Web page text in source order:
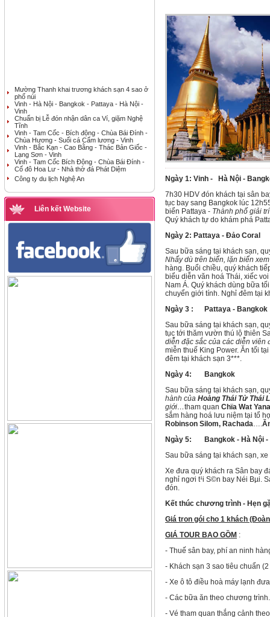
Mường Thanh khai trương khách sạn 4 sao ở
phố núi
Vinh - Hà Nội - Bangkok - Pattaya - Hà Nội -
Vinh
Chuẩn bị Lễ đón nhận dân ca Ví, giặm Nghệ
Tĩnh
Vinh - Tam Cốc - Bích động - Chùa Bái Đính -
Chùa Hương - Suối cá Cẩm lương - Vinh
Vinh - Bắc Kạn - Cao Bằng - Thác Bản Giốc -
Lạng Sơn - Vinh
Vinh - Tam Cốc Bích Động - Chùa Bái Đính -
Cố đô Hoa Lư - Nhà thờ đá Phát Diệm
Công ty du lịch Nghệ An
Liên kết Website
Ngày 1: Vinh - Hà Nội -
7h30 HDV đón khách tại sân
tục bay sang Bangkok lúc
biển Pattaya - Thành phố giải
Quý khách tự do khám phá
Ngày 2: Pattaya - Đảo
Sau bữa sáng tại khách sạn,
Nhẩy dù trên biển, lặn biển
hàng. Buổi chiều, quý khách
biểu diễn văn hoá Thái, xiếc voi
Nam Á. Quý khách dùng bữa
chuyển giới tính. Nghỉ đêm tại
Ngày 3 : Pattaya -
Sau bữa sáng tại khách sạn,
tục tới thăm vườn thú lộ thiên
diễn đặc sắc của các diễn
miễn thuế King Power. Ăn tối
đêm tại khách sạn 3***.
Ngày 4: Bangkok
Sau bữa sáng tại khách sạn,
hành của Hoàng Thái Tử Thái
giới…tham quan Chïa Wat
sắm hàng hoá lưu niệm tại tổ
Robinson Silom, Rachada….
Ngày 5: Bangkok - Hà
Sau bữa sáng tại khách sạn,
Xe đưa quý khách ra Sân bay
nghỉ ngơi t¹i S©n bay Néi Bµi.
đón.
Kết thúc chương trình - Hẹn
Giá tron gói cho 1 khách
GIÁ TOUR BAO GỒM :
- Thuế sân bay, phí an ninh
- Khách sạn 3 sao tiêu chuẩn
- Xe ô tô điều hoà máy lạnh
- Các bữa ăn theo chương trình.
- Vé tham quan thắng cảnh